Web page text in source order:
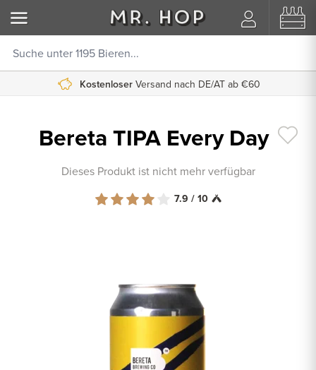
Kostenloser Versand nach DE/AT ab €60
Bereta TIPA Every Day
Dieses Produkt ist nicht mehr verfügbar
7.9 / 10